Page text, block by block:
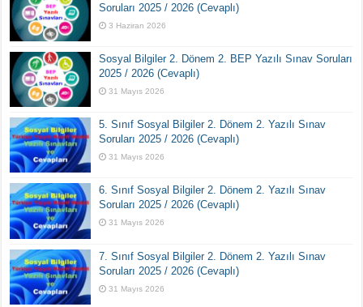
Soruları 2025 / 2026 (Cevaplı)
3 Haziran 2026
Sosyal Bilgiler 2. Dönem 2. BEP Yazılı Sınav Soruları
2025 / 2026 (Cevaplı)
31 Mayıs 2026
5. Sınıf Sosyal Bilgiler 2. Dönem 2. Yazılı Sınav
Soruları 2025 / 2026 (Cevaplı)
31 Mayıs 2026
6. Sınıf Sosyal Bilgiler 2. Dönem 2. Yazılı Sınav
Soruları 2025 / 2026 (Cevaplı)
31 Mayıs 2026
7. Sınıf Sosyal Bilgiler 2. Dönem 2. Yazılı Sınav
Soruları 2025 / 2026 (Cevaplı)
31 Mayıs 2026